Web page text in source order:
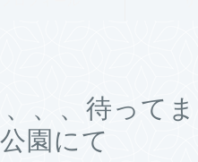
、、待って
園にて